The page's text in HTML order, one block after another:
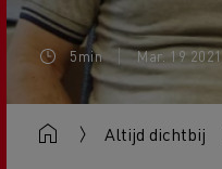
5min Mar. 19 2021
Altijd dichtbij